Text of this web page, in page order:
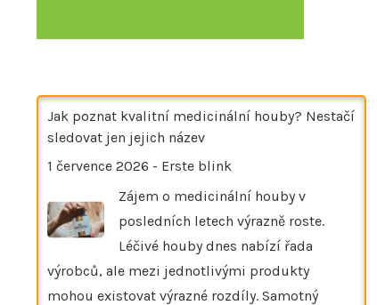
Jak poznat kvalitní medicinální houby? Nestačí
sledovat jen jejich název
1 července 2026 - Erste blink
Zájem o medicinální houby v
posledních letech výrazně roste.
Léčivé houby dnes nabízí řada
výrobců, ale mezi jednotlivými produkty
mohou existovat výrazné rozdíly. Samotný